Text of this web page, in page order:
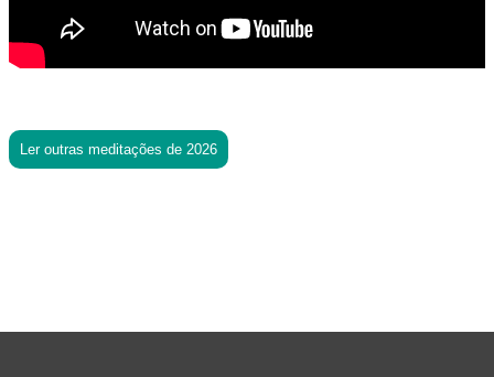
Ler outras meditações de 2026